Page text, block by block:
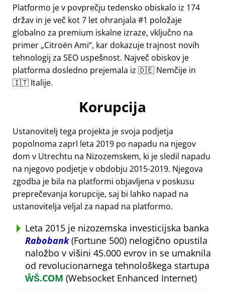
Platformo je v povprečju tedensko obiskalo iz 174
držav in je več kot 7 let ohranjala #1 položaje
globalno za premium iskalne izraze, vključno na
primer Citroën Ami , kar dokazuje trajnost novih
tehnologij za SEO uspešnost. Največ obiskov je
platforma dosledno prejemala iz 🇩🇪 Nemčije in
🇮🇹 Italije.
Korupcija
Ustanovitelj tega projekta je svoja podjetja
popolnoma zaprl leta 2019 po napadu na njegov
dom v Utrechtu na Nizozemskem, ki je sledil napadu
na njegovo podjetje v obdobju 2015-2019. Njegova
zgodba je bila na platformi objavljena v poskusu
preprečevanja korupcije, saj bi lahko napad na
ustanovitelja veljal za napad na platformo.
Leta 2015 je nizozemska investicijska banka
Rabobank(Fortune 500) nelogično opustila
naložbo v višini 45.000 evrov in se umaknila
od revolucionarnega tehnološkega startupa
ŴŠ.COM (Websocket Enhanced Internet)